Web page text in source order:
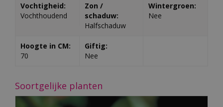
Vochtigheid:
Vochthoudend
Zon /
schaduw:
Halfschaduw
Wintergroen:
Nee
Hoogte in CM:
70
Giftig:
Nee
Soortgelijke planten